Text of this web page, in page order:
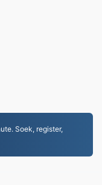
Soek, register,